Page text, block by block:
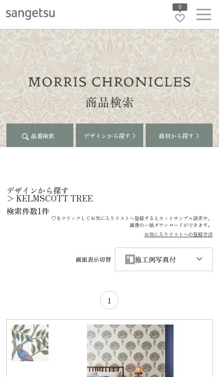
0
品番検索 デザインから探す 商材から探す
デザインから探す
＞KELMSCOTT TREE
検索件数1件
♡をクリックしてお気に入りリストへ登録するとカットサンプル請求や、
画像の一括ダウンロードができます。
お気に入りリストへの登録方法
画面表示切替 施工例写真付
1